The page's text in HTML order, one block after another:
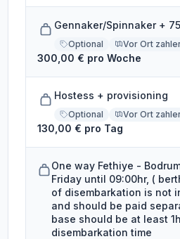
Gennaker/Spinnaker +
Optional Vor Ort
300,00 € pro Woche
Hostess + provisioning
Optional Vor Ort
130,00 € pro Tag
One way Fethiye -
Friday until 09:00hr, (
of disembarkation is not
and should be paid
base should be at least
disembarkation time